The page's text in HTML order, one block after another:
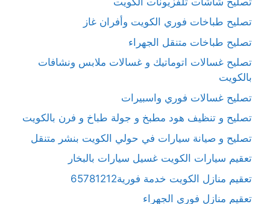
تصليح طباخات فوري الكويت وأفران غاز
تصليح طباخات متنقل الجهراء
تصليح غسالات اتوماتيك و غسالات ملابس ونشافات
بالكويت
تصليح غسالات فوري واسبيرات
تصليح و تنظيف هود مطبخ و جولة طباخ و فرن بالكويت
تصليح و صيانة سيارات في حولي الكويت بنشر متنقل
تعقيم سيارات الكويت غسيل سيارات بالبخار
تعقيم منازل الكويت خدمة فورية65781212
تعقيم منازل فوري الجهراء